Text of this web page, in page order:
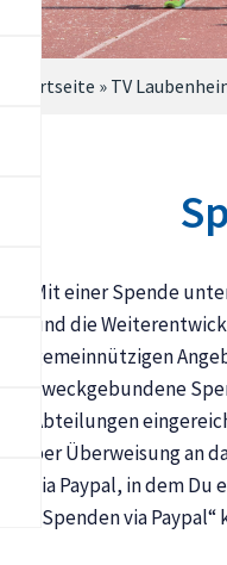
Startseite » TV
Mit einer Spende
und die
gemeinnützigen
zweckgebundene
Abteilungen
per Überweisung an
via Paypal, in dem
„Spenden via